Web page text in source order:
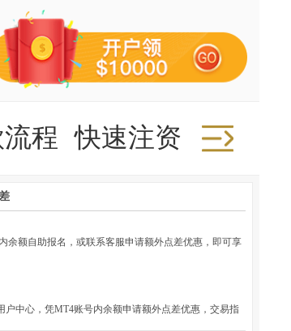
程 快速注资 快速取款
余额自助报名，或联系客服申请额外点差优惠，即可享
户中心，凭MT4账号内余额申请额外点差优惠，交易指